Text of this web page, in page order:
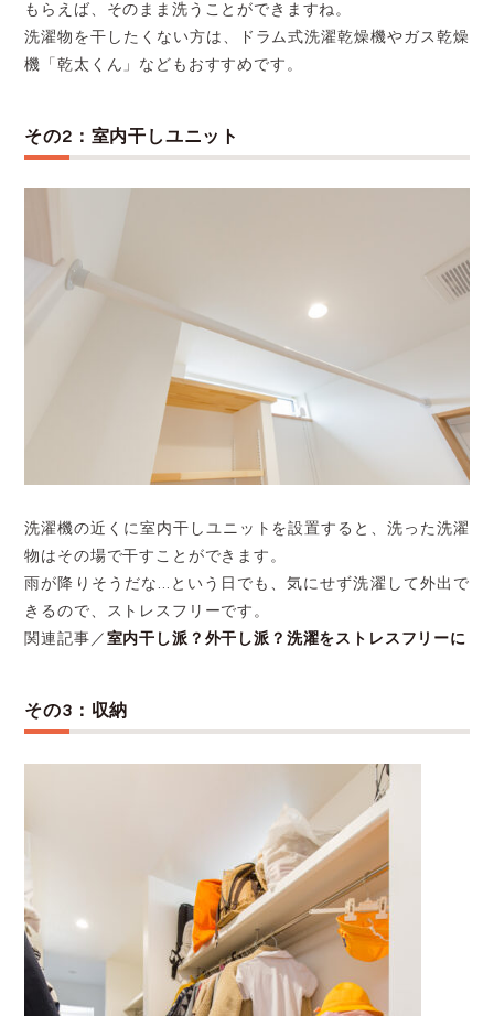
もらえば、そのまま洗うことができますね。
洗濯物を干したくない方は、ドラム式洗濯乾燥機やガス乾燥
機「乾太くん」などもおすすめです。
その2：室内干しユニット
洗濯機の近くに室内干しユニットを設置すると、洗った洗濯
物はその場で干すことができます。
雨が降りそうだな…という日でも、気にせず洗濯して外出で
きるので、ストレスフリーです。
関連記事／ 室内干し派？外干し派？洗濯をストレスフリーに
その3：収納